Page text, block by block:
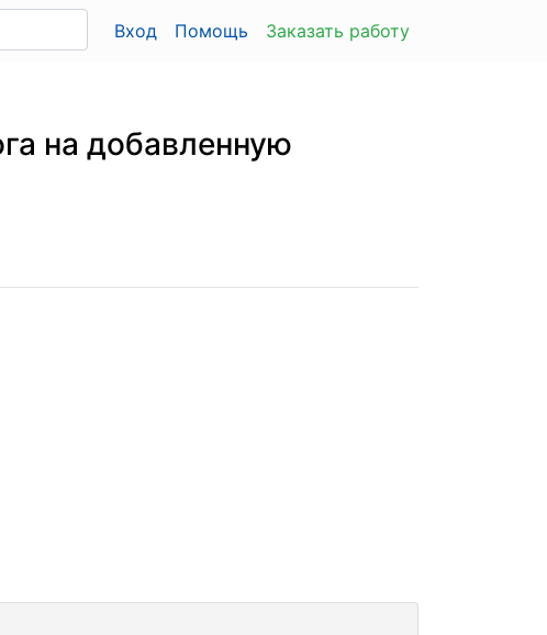
Вход Помощь Заказать работу
на добавленную